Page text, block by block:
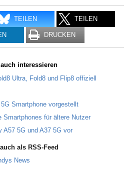
TEILEN TEILEN
DRUCKEN
interessieren
Ultra, Fold8 und Flip8 offiziell
Smartphone vorgestellt
Smartphones für ältere Nutzer
A57 5G und A37 5G vor
als RSS-Feed
News